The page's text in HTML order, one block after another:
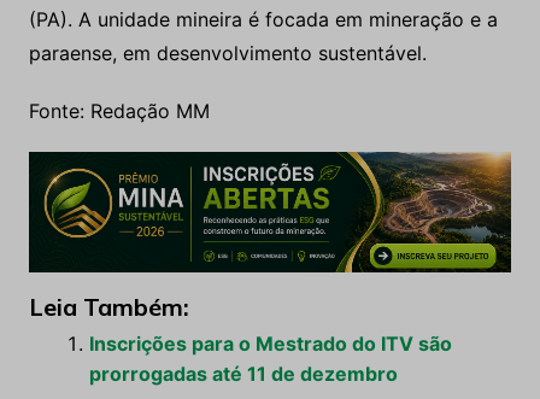
(PA). A unidade mineira é focada em mineração e a
paraense, em desenvolvimento sustentável.
Fonte: Redação MM
Leia Também:
Inscrições para o Mestrado do ITV são
prorrogadas até 11 de dezembro